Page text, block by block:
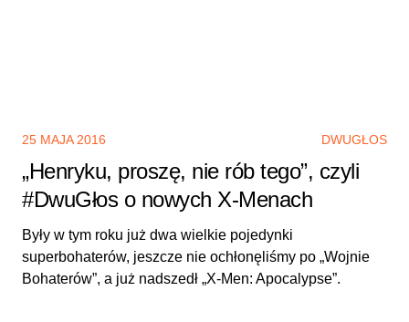
25 MAJA 2016 DWUGŁOS
„Henryku, proszę, nie rób tego”, czyli
#DwuGłos o nowych X-Menach
Były w tym roku już dwa wielkie pojedynki
superbohaterów, jeszcze nie ochłonęliśmy po „Wojnie
Bohaterów”, a już nadszedł „X-Men: Apocalypse”.